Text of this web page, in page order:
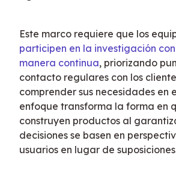
participen en la investigación
manera continua, priorizando
contacto regulares con los
comprender sus necesidades en
enfoque transforma la forma en
construyen productos al
decisiones se basen en
usuarios en lugar de